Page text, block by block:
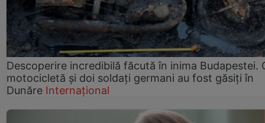
Descoperire incredibilă făcută în inima Budapestei.
motocicletă și doi soldați germani au fost găsiți în
Dunăre Internațional